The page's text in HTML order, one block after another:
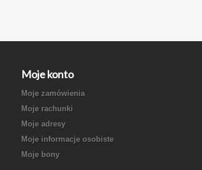
Moje konto
Moje zamówienia
Moje rachunki
Moje adresy
Moje informacje osobiste
Moje bony